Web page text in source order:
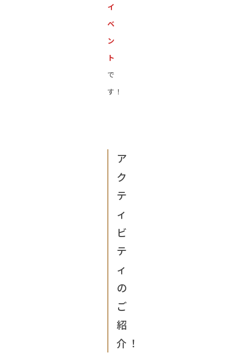
イ
ベ
ン
ト
で
す！
ア
ク
テ
ィ
ビ
テ
ィ
の
ご
紹
介！